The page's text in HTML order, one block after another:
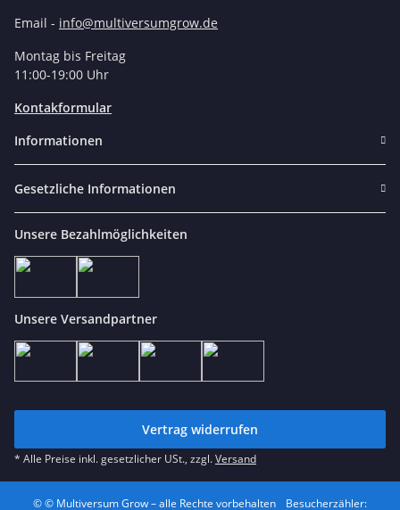
Email - info@multiversumgrow.de
Montag bis Freitag
11:00-19:00 Uhr
Kontakformular
Informationen
Gesetzliche Informationen
Unsere Bezahlmöglichkeiten
Unsere Versandpartner
Vertrag widerrufen
* Alle Preise inkl. gesetzlicher USt., zzgl.Versand
© © Multiversum Grow – alle Rechte vorbehalten Besucherzähler: